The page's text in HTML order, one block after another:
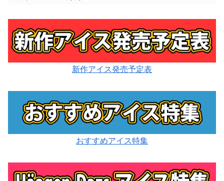
新作アイス発売予定表
おすすめアイス特集